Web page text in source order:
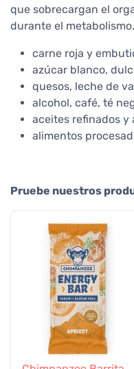
que sobrecargan el
durante el
carne roja y
azúcar blanco,
quesos, leche de
alcohol, café, té
aceites refinados y
alimentos
Pruebe nuestros